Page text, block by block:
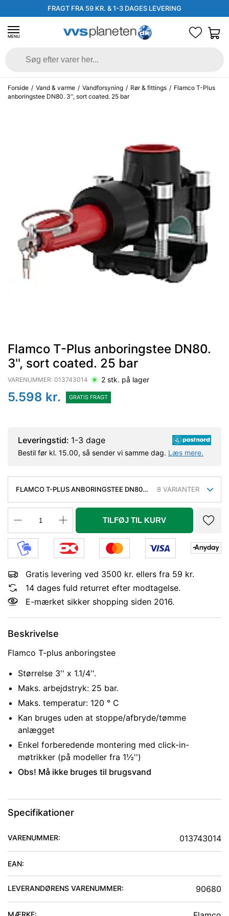
FRAGT FRA 59 KR. & 1-3 DAGES LEVERING
MENU
Forside / Vand & varme / Vandforsyning / Rør & fittings / Flamco T-Plus
anboringstee DN80. 3'', sort coated. 25 bar
Flamco T-Plus anboringstee DN80.
3'', sort coated. 25 bar
VARENUMMER: 013743014 2 stk. på lager
5.598 kr. GRATIS FRAGT
Leveringstid: 1-3 dage
Bestil før kl. 15.00, så sender vi samme dag. Læs mere.
FLAMCO T-PLUS ANBORINGSTEE DN80.
8 VARIANTER
TILFØJ TIL KURV
Gratis levering ved 3500 kr. ellers fra 59 kr.
14 dages fuld returret efter modtagelse.
E-mærket sikker shopping siden 2016.
Beskrivelse
Flamco T-plus anboringstee
Størrelse 3'' x 1.1/4''.
Maks. arbejdstryk: 25 bar.
Maks. temperatur: 120 ° C
Kan bruges uden at stoppe/afbryde/tømme
anlægget
Enkel forberedende montering med click-in-
møtrikker (på modeller fra 1½'')
Obs! Må ikke bruges til brugsvand
Specifikationer
VARENUMMER: 013743014
EAN:
LEVERANDØRENS VARENUMMER: 90680
MÆRKE: